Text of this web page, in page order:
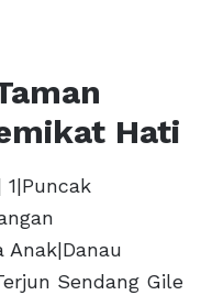
Hati
Anak|Danau
Sendang Gile